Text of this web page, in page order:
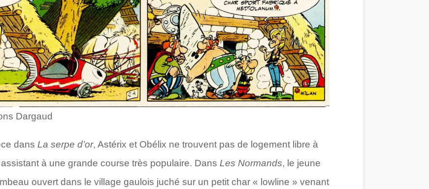
Dargaud
dans La serpe d’or, Astérix et Obélix ne trouvent pas de logement libre à
à une grande course très populaire. Dans Les Normands, le jeune
ouvert dans le village gaulois juché sur un petit char « lowline » venant